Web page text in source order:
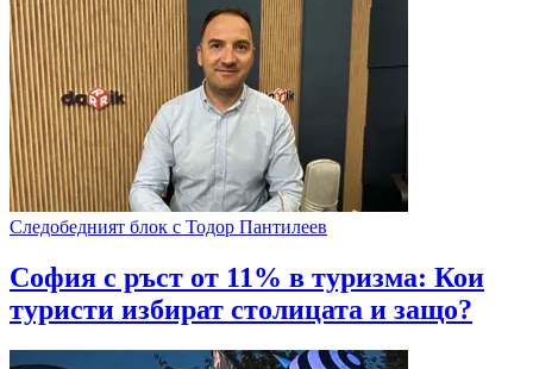
Следобедният блок с Тодор Пантилеев
София с ръст от 11% в туризма: Кои
туристи избират столицата и защо?